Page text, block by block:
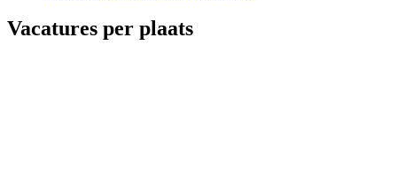
Vacatures per plaats